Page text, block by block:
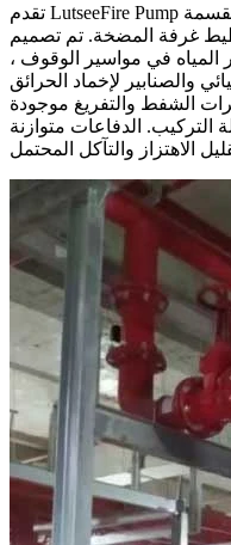
تقدم LutseeFire Pump مجموعة من مضخات الحالة المنقسمة
غرفة المضخة. تم تصميم
الحرائق فئة 8100 لتوفير المياه في مواسير الوقوف ،
والصنابير لإخماد الحرائق
الشفط والتفريغ موجودة
الدفاعات متوازنة